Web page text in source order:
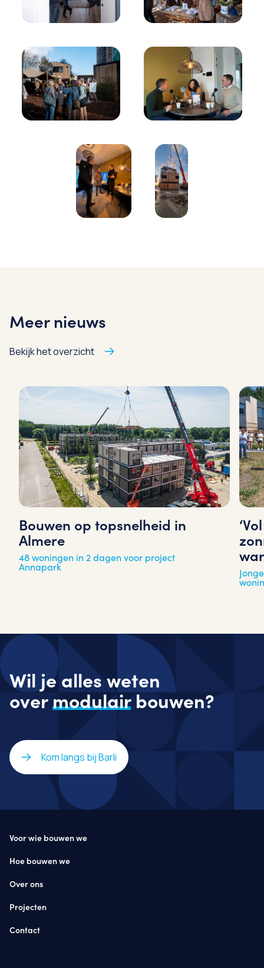
Meer nieuws
Bekijk het overzicht
Bouwen op topsnelheid in
Almere
48 woningen in 2 dagen voor project
Annapark
Wil je alles weten
overmodulairbouwen?
Kom langs bij Barli
Voor wie bouwen we
Hoe bouwen we
Over ons
Projecten
Contact